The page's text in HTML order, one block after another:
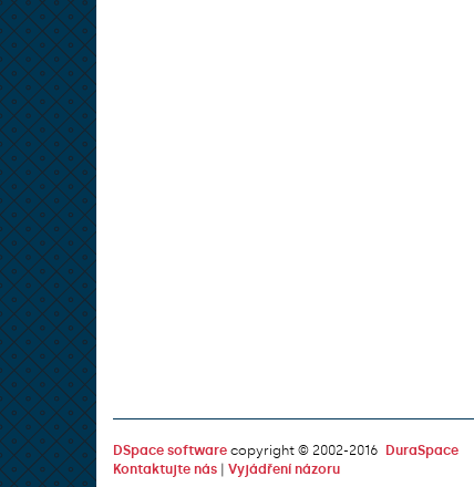
DSpace software copyright © 2002-2016
DuraSpace
Kontaktujte nás
Vyjádření názoru